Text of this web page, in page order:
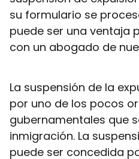
su formulario se
puede ser una ventaja
con un abogado de
La suspensión de la
por uno de los pocos
gubernamentales que
inmigración. La
puede ser concedida